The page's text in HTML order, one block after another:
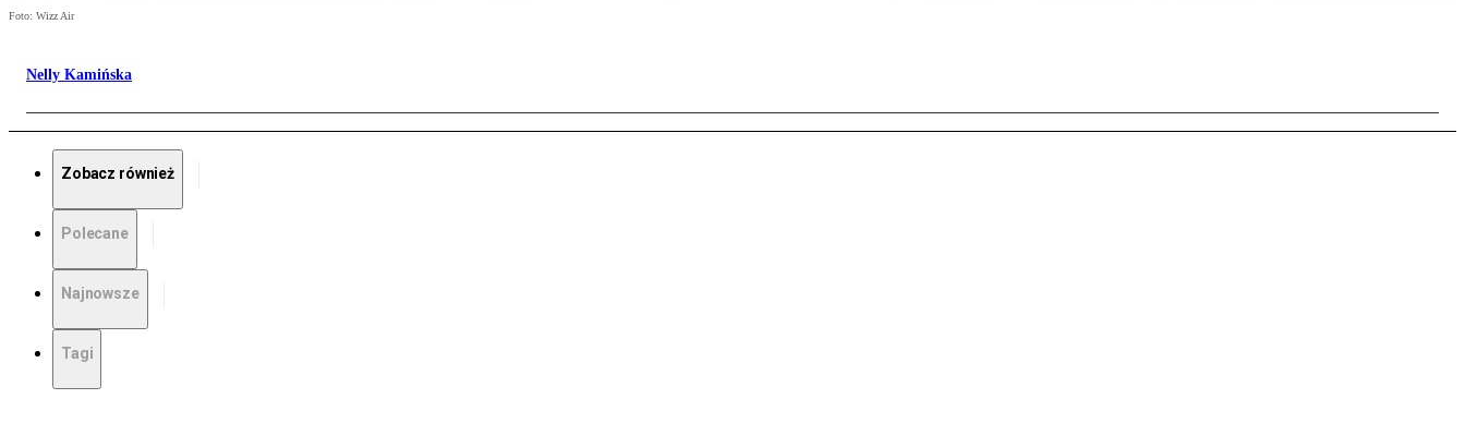
Foto: Wizz Air
Nelly Kamińska
Zobacz również
Polecane
Najnowsze
Tagi